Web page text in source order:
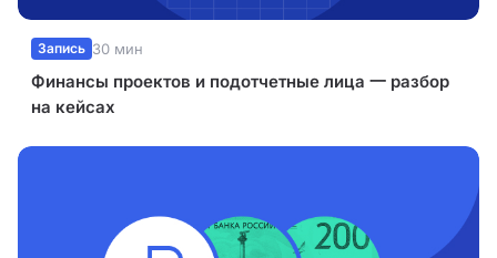
Запись 30 мин
Финансы проектов и подотчетные лица 一 разбор
на кейсах